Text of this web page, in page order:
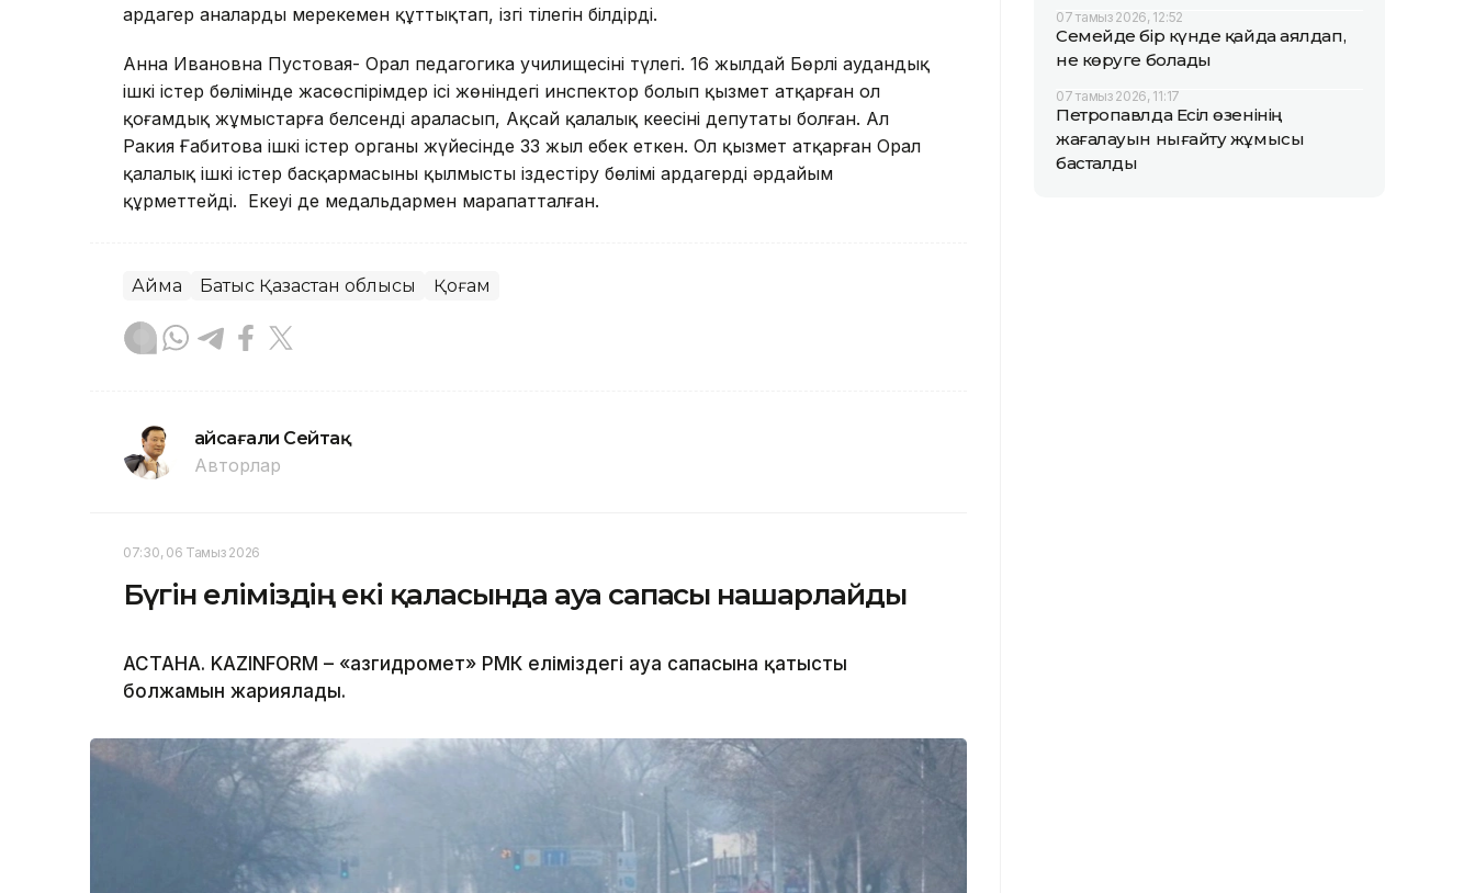
ардагер аналарды мерекемен құттықтап, ізгі тілегін білдірді.
Анна Ивановна Пустовая- Орал педагогика училищесінің түлегі. 16 жылдай Бөрлі аудандық
ішкі істер бөлімінде жасөспірімдер ісі жөніндегі инспектор болып қызмет атқарған ол
қоғамдық жұмыстарға белсенді араласып, Ақсай қалалық кеңесінің депутаты болған. Ал
Ракия Ғабитова ішкі істер органы жүйесінде 33 жыл еңбек еткен. Ол қызмет атқарған Орал
қалалық ішкі істер басқармасының қылмысты іздестіру бөлімі ардагерді әрдайым
құрметтейді. Екеуі де медальдармен марапатталған.
Аймақ Батыс Қазақстан облысы Қоғам
Ғайсағали Сейтақ
Авторлар
07:30, 06 Тамыз 2026
Бүгін еліміздің екі қаласында ауа сапасы нашарлайды
АСТАНА. KAZINFORM – «Қазгидромет» РМК еліміздегі ауа сапасына қатысты
болжамын жариялады.
07 тамыз 2026, 12:52
Семейде бір күнде қайда аялдап,
не көруге болады
07 тамыз 2026, 11:17
Петропавлда Есіл өзенінің
жағалауын нығайту жұмысы
басталды